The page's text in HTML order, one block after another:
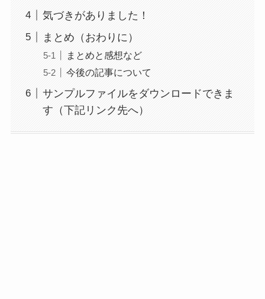
気づきがありました！
まとめ（おわりに）
まとめと感想など
今後の記事について
サンプルファイルをダウンロードできま
す（下記リンク先へ）